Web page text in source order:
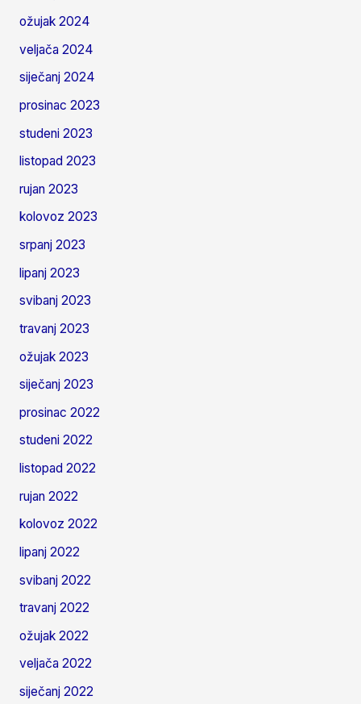
ožujak 2024
veljača 2024
siječanj 2024
prosinac 2023
studeni 2023
listopad 2023
rujan 2023
kolovoz 2023
srpanj 2023
lipanj 2023
svibanj 2023
travanj 2023
ožujak 2023
siječanj 2023
prosinac 2022
studeni 2022
listopad 2022
rujan 2022
kolovoz 2022
lipanj 2022
svibanj 2022
travanj 2022
ožujak 2022
veljača 2022
siječanj 2022